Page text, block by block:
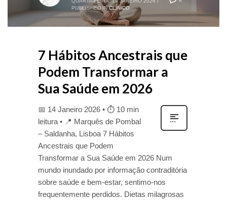
PUBLISHED IN CLÍNICO
7 Hábitos Ancestrais que
Podem Transformar a
Sua Saúde em 2026
📅 14 Janeiro 2026 • ⏱ 10 min
leitura • 📍 Marquês de Pombal
– Saldanha, Lisboa 7 Hábitos
Ancestrais que Podem
Transformar a Sua Saúde em 2026 Num
mundo inundado por informação contraditória
sobre saúde e bem-estar, sentimo-nos
frequentemente perdidos. Dietas milagrosas